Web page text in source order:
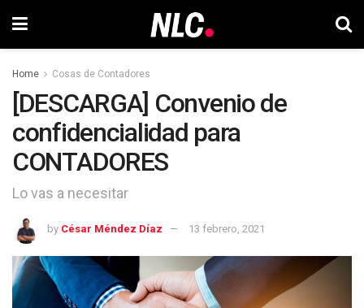
Home Cosas de Contadores
[DESCARGA] Convenio de
confidencialidad para
CONTADORES
Lo vas a necesitar
by César Méndez Díaz 13 febrero, 2021